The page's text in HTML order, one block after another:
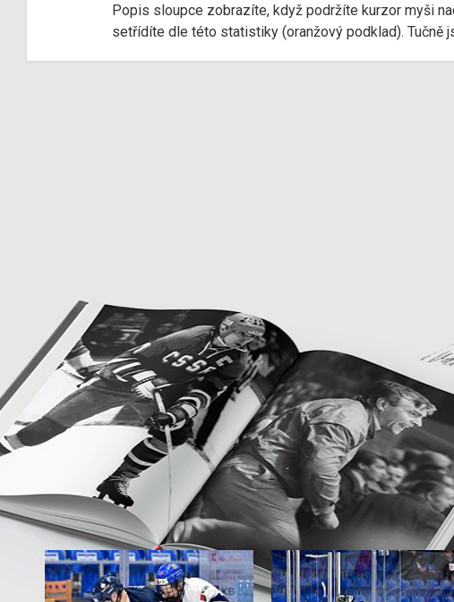
Popis sloupce zobrazíte, když podržíte kurzor myši
setřídíte dle této statistiky (oranžový podklad).